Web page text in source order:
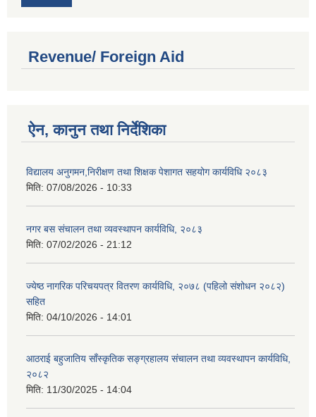
Revenue/ Foreign Aid
ऐन, कानुन तथा निर्देशिका
विद्यालय अनुगमन,निरीक्षण तथा शिक्षक पेशागत सहयोग कार्यविधि २०८३
मिति: 07/08/2026 - 10:33
नगर बस संचालन तथा व्यवस्थापन कार्यविधि, २०८३
मिति: 07/02/2026 - 21:12
ज्येष्ठ नागरिक परिचयपत्र वितरण कार्यविधि, २०७८ (पहिलो संशोधन २०८२)
सहित
मिति: 04/10/2026 - 14:01
आठराई बहुजातिय साँस्कृतिक सङ्ग्रहालय संचालन तथा व्यवस्थापन कार्यविधि,
२०८२
मिति: 11/30/2025 - 14:04